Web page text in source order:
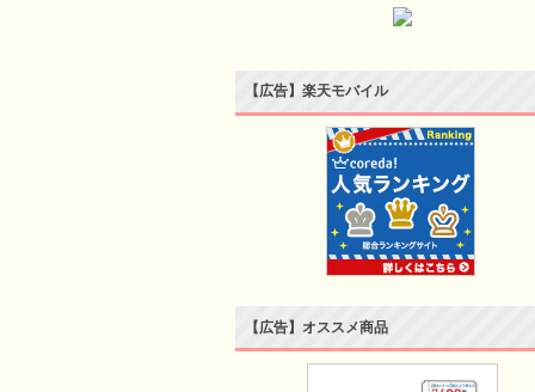
【広告】楽天モバイル
【広告】オススメ商品